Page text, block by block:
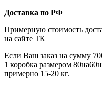
Доставка по РФ
Примерную стоимость
на сайте ТК
Если Ваш заказ на сумму
1 коробка размером
примерно 15-20 кг.